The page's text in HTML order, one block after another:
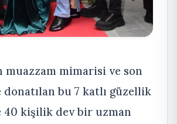
muazzam mimarisi ve son
bu 7 katlı güzellik
40 kişilik dev bir uzman